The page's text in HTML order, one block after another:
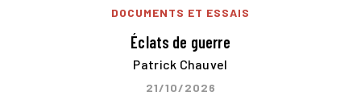
DOCUMENTS ET ESSAIS
Éclats de guerre
Patrick Chauvel
21/10/2026